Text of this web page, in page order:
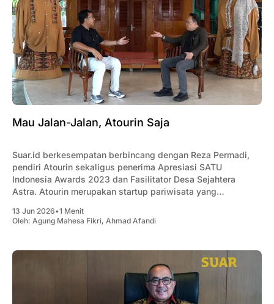
Mau Jalan-Jalan, Atourin Saja
Suar.id berkesempatan berbincang dengan Reza Permadi,
pendiri Atourin sekaligus penerima Apresiasi SATU
Indonesia Awards 2023 dan Fasilitator Desa Sejahtera
Astra. Atourin merupakan startup pariwisata yang
pengelolaan destinasi wisata di berbagai daerah di
Indonesia. Dalam wawancara tersebut, Reza
Desa
13 Jun 2026•1 Menit
Oleh: Agung Mahesa Fikri, Ahmad Afandi